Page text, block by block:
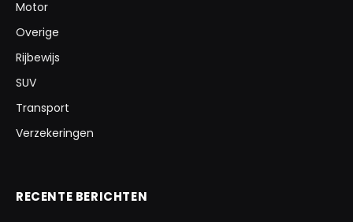
Motor
Overige
Rijbewijs
SUV
Transport
Verzekeringen
RECENTE BERICHTEN